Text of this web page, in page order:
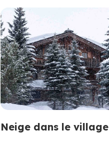
Neige dans le village